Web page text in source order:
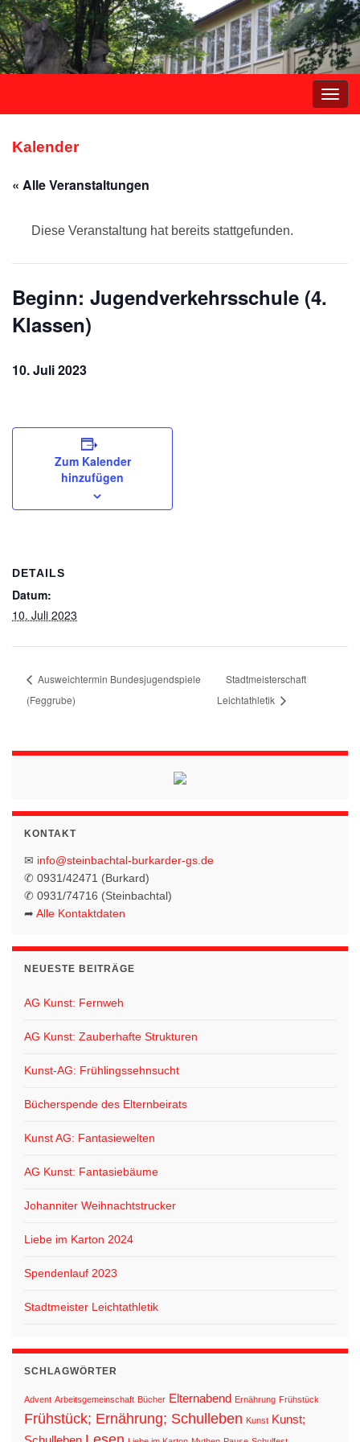
Kalender
« Alle Veranstaltungen
Diese Veranstaltung hat bereits stattgefunden.
Beginn: Jugendverkehrsschule (4.
Klassen)
10. Juli 2023
Zum Kalender
hinzufügen
DETAILS
Datum:
10. Juli 2023
Ausweichtermin Bundesjugendspiele
(Feggrube)
Stadtmeisterschaft
Leichtathletik
KONTAKT
✉ info@steinbachtal-burkarder-gs.de
✆ 0931/42471 (Burkard)
✆ 0931/74716 (Steinbachtal)
➦ Alle Kontaktdaten
NEUESTE BEITRÄGE
AG Kunst: Fernweh
AG Kunst: Zauberhafte Strukturen
Kunst-AG: Frühlingssehnsucht
Bücherspende des Elternbeirats
Kunst AG: Fantasiewelten
AG Kunst: Fantasiebäume
Johanniter Weihnachtstrucker
Liebe im Karton 2024
Spendenlauf 2023
Stadtmeister Leichtathletik
SCHLAGWÖRTER
Advent Arbeitsgemeinschaft Bücher Elternabend Ernährung Frühstück
Frühstück; Ernährung; Schulleben Kunst Kunst;